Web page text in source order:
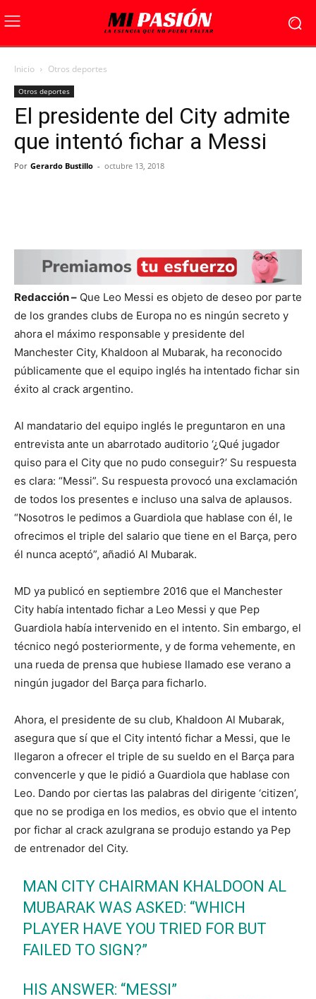
Inicio Otros deportes
Otros deportes
El presidente del City admite
que intentó fichar a Messi
Por Gerardo Bustillo - octubre 13, 2018
Redacción – Que Leo Messi es objeto de deseo por parte
de los grandes clubs de Europa no es ningún secreto y
ahora el máximo responsable y presidente del
Manchester City, Khaldoon al Mubarak, ha reconocido
públicamente que el equipo inglés ha intentado fichar sin
éxito al crack argentino.
Al mandatario del equipo inglés le preguntaron en una
entrevista ante un abarrotado auditorio ‘¿Qué jugador
quiso para el City que no pudo conseguir?’ Su respuesta
es clara: “Messi”. Su respuesta provocó una exclamación
de todos los presentes e incluso una salva de aplausos.
“Nosotros le pedimos a Guardiola que hablase con él, le
ofrecimos el triple del salario que tiene en el Barça, pero
él nunca aceptó”, añadió Al Mubarak.
MD ya publicó en septiembre 2016 que el Manchester
City había intentado fichar a Leo Messi y que Pep
Guardiola había intervenido en el intento. Sin embargo, el
técnico negó posteriormente, y de forma vehemente, en
una rueda de prensa que hubiese llamado ese verano a
ningún jugador del Barça para ficharlo.
Ahora, el presidente de su club, Khaldoon Al Mubarak,
asegura que sí que el City intentó fichar a Messi, que le
llegaron a ofrecer el triple de su sueldo en el Barça para
convencerle y que le pidió a Guardiola que hablase con
Leo. Dando por ciertas las palabras del dirigente ‘citizen’,
que no se prodiga en los medios, es obvio que el intento
por fichar al crack azulgrana se produjo estando ya Pep
de entrenador del City.
MAN CITY CHAIRMAN KHALDOON AL
MUBARAK WAS ASKED: “WHICH
PLAYER HAVE YOU TRIED FOR BUT
FAILED TO SIGN?”
HIS ANSWER: “MESSI”